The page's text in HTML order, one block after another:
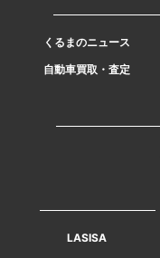
くるまのニュース
自動車買取・査定
LASISA